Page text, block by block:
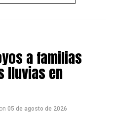
a familias
lluvias en
on 05 de agosto de 2026